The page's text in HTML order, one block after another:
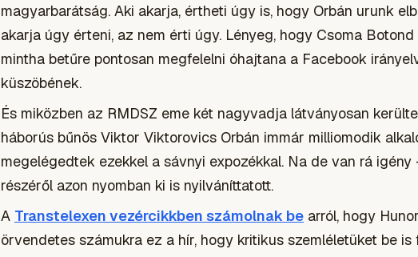
magyarbarátság. Aki akarja, értheti úgy is, hogy Orbán urunk
akarja úgy érteni, az nem érti úgy. Lényeg, hogy Csoma
mintha betűre pontosan megfelelni óhajtana a Facebook
küszöbének.
És miközben az RMDSZ eme két nagyvadja látványosan
háborús bűnös Viktor Viktorovics Orbán immár milliomodik
megelégedtek ezekkel a sávnyi expozékkal. Na de van rá
részéről azon nyomban ki is nyilváníttatott.
A Transtelexen vezércikkben számolnak be arról, hogy
örvendetes számukra ez a hír, hogy kritikus szemléletüket be